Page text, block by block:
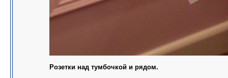
Розетки над тумбочкой и рядом.